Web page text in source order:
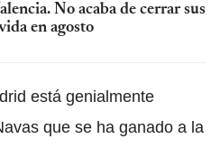
No acaba de cerrar sus
en agosto
está genialmente
que se ha ganado a la